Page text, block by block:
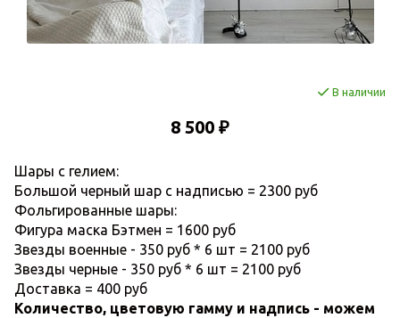
В наличии
8 500 ₽
Шары с гелием:
Большой черный шар с надписью = 2300 руб
Фольгированные шары:
Фигура маска Бэтмен = 1600 руб
Звезды военные - 350 руб * 6 шт = 2100 руб
Звезды черные - 350 руб * 6 шт = 2100 руб
Доставка = 400 руб
Количество, цветовую гамму и надпись - можем